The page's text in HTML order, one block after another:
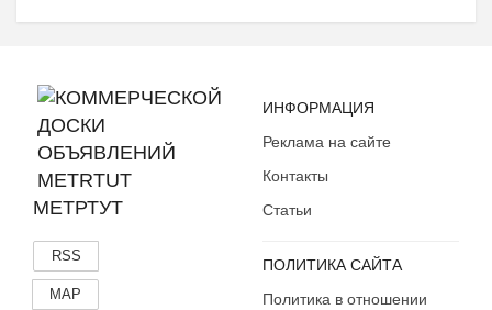
МЕТРТУТ
RSS
MAP
ИНФОРМАЦИЯ
Реклама на сайте
Контакты
Статьи
ПОЛИТИКА САЙТА
Политика в отношении